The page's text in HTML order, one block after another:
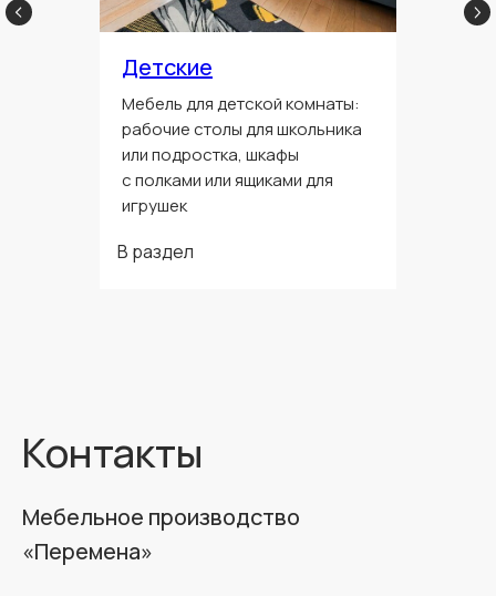
Детские
Мебель для детской комнаты:
рабочие столы для школьника
или подростка, шкафы
с полками или ящиками для
игрушек
В раздел
Контакты
Мебельное производство
«Перемена»